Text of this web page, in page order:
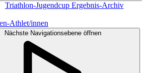
Triathlon-Jugendcup Ergebnis-Archiv
Athlet/innen
Nächste Navigationsebene öffnen